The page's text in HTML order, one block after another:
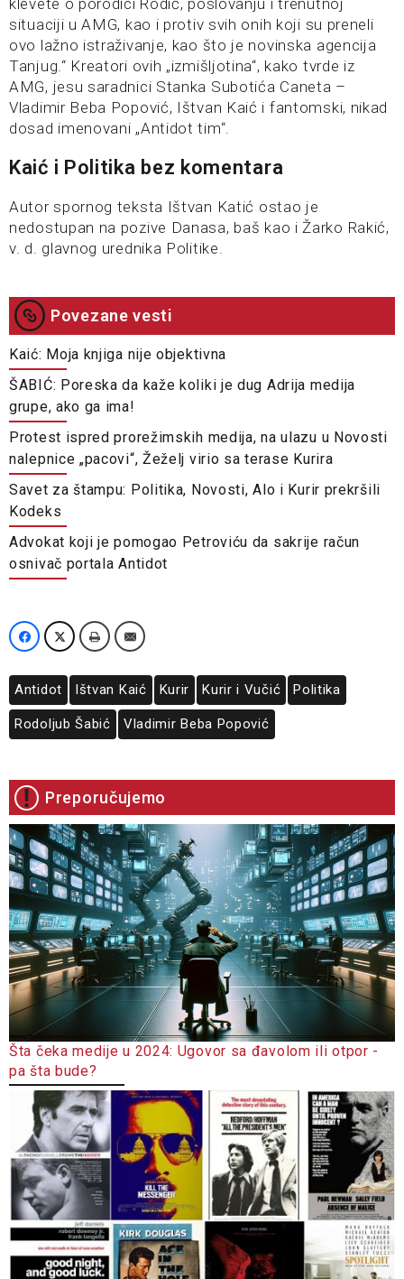
situaciji u AMG, kao i protiv svih onih koji su preneli
ovo lažno istraživanje, kao što je novinska agencija
Tanjug.“ Kreatori ovih „izmišljotina“, kako tvrde iz
AMG, jesu saradnici Stanka Subotića Caneta –
Vladimir Beba Popović, Ištvan Kaić i fantomski, nikad
dosad imenovani „Antidot tim“.
Kaić i Politika bez komentara
Autor spornog teksta Ištvan Katić ostao je
nedostupan na pozive Danasa, baš kao i Žarko Rakić,
v. d. glavnog urednika Politike.
Povezane vesti
Kaić: Moja knjiga nije objektivna
ŠABIĆ: Poreska da kaže koliki je dug Adrija medija
grupe, ako ga ima!
Protest ispred prorežimskih medija, na ulazu u Novosti
nalepnice „pacovi“, Žeželj virio sa terase Kurira
Savet za štampu: Politika, Novosti, Alo i Kurir prekršili
Kodeks
Advokat koji je pomogao Petroviću da sakrije račun
osnivač portala Antidot
Antidot Ištvan Kaić Kurir Kurir i Vučić Politika
Rodoljub Šabić Vladimir Beba Popović
Preporučujemo
Šta čeka medije u 2024: Ugovor sa đavolom ili otpor -
pa šta bude?